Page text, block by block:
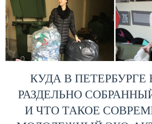
КУДА В ПЕТЕРБУРГЕ
РАЗДЕЛЬНО
И ЧТО ТАКОЕ